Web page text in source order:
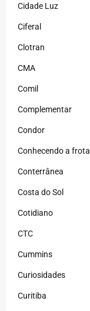
Cidade Luz
Ciferal
Clotran
CMA
Comil
Complementar
Condor
Conhecendo a frota
Conterrânea
Costa do Sol
Cotidiano
CTC
Cummins
Curiosidades
Curitiba